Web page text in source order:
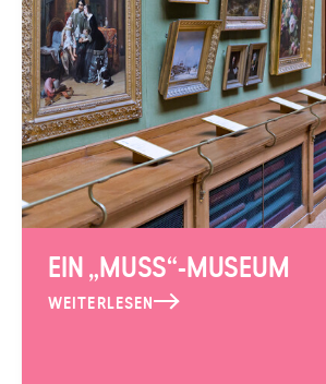
EIN „MUSS“-MUSEUM
WEITERLESEN